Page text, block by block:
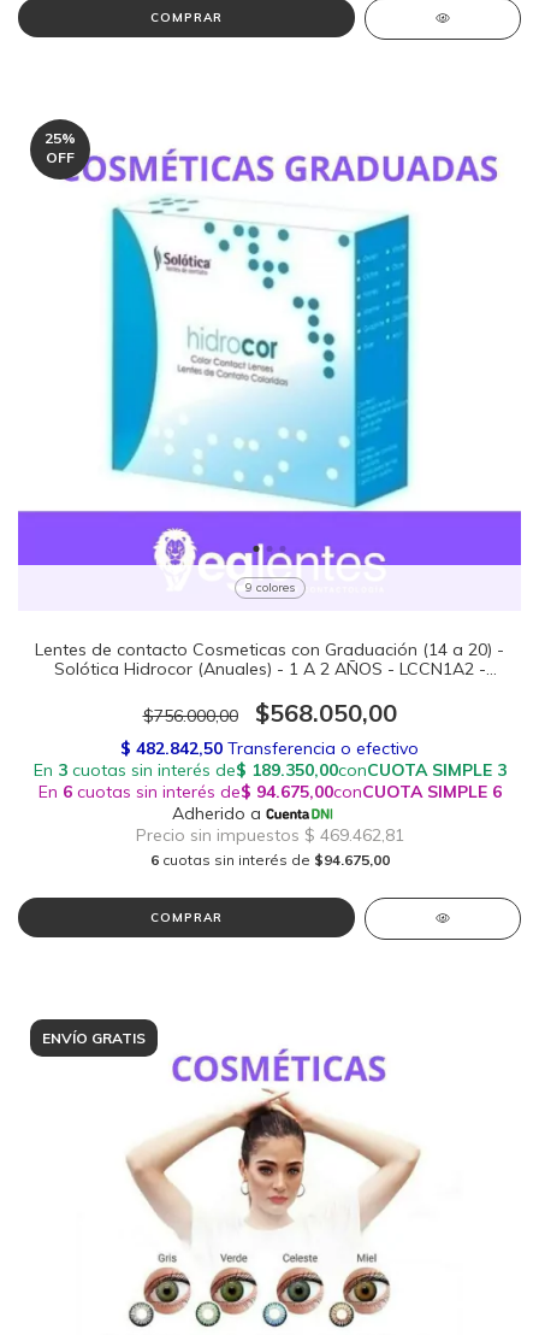
COMPRAR
25%
OFF
9 colores
Lentes de contacto Cosmeticas con Graduación (14 a 20) -
Solótica Hidrocor (Anuales) - 1 A 2 AÑOS - LCCN1A2 -
$756.000,00
$568.050,00
6 cuotas sin interés de $94.675,00
COMPRAR
ENVÍO GRATIS